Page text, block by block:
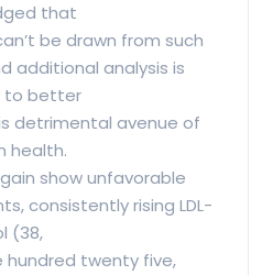
that
be drawn from such
additional analysis is
to better
detrimental avenue of
health.
show unfavorable
consistently rising LDL-
(38,
hundred twenty five,